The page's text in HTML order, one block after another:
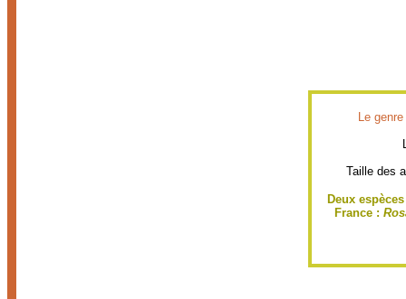
Le genre
Taille des
Deux
France :